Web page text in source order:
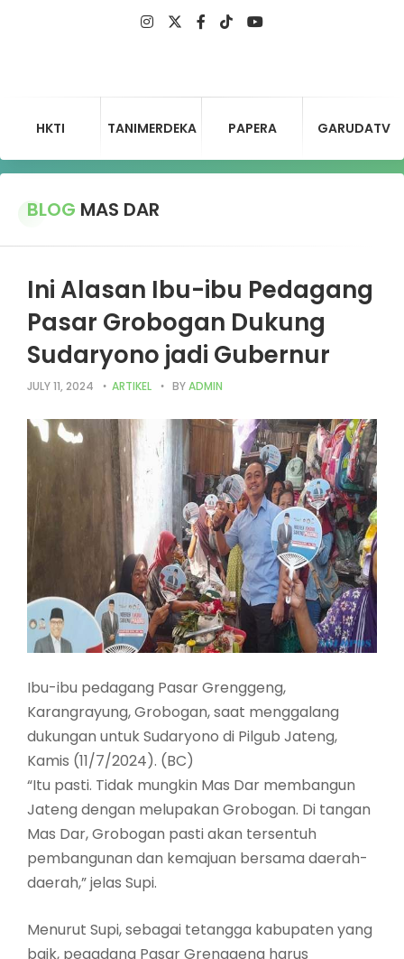
HKTI TANIMERDEKA PAPERA GARUDATV
BLOG MAS DAR
Ini Alasan Ibu-ibu Pedagang
Pasar Grobogan Dukung
Sudaryono jadi Gubernur
JULY 11, 2024 ARTIKEL BYADMIN
Ibu-ibu pedagang Pasar Grenggeng,
Karangrayung, Grobogan, saat menggalang
dukungan untuk Sudaryono di Pilgub Jateng,
Kamis (11/7/2024). (BC)
“Itu pasti. Tidak mungkin Mas Dar membangun
Jateng dengan melupakan Grobogan. Di tangan
Mas Dar, Grobogan pasti akan tersentuh
pembangunan dan kemajuan bersama daerah-
daerah,” jelas Supi.
Menurut Supi, sebagai tetangga kabupaten yang
baik, pegadang Pasar Grenggeng harus